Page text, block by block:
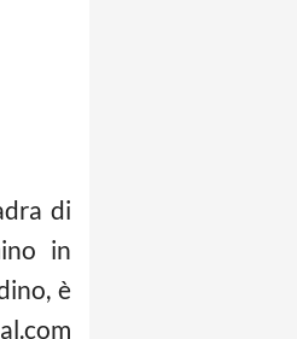
di
in
è